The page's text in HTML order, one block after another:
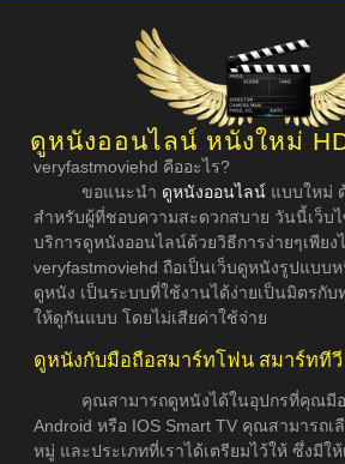
ดูหนังออนไลน์ หนังใหม่
veryfastmoviehd คืออะไร?
ขอแนะนำ ดูหนังออนไลน์ แบบใหม่
สำหรับผู้ที่ชอบความสะดวกสบาย วันนี้เว็บไ
บริการดูหนังออนไลน์ด้วยวิธีการง่ายๆเพียง
veryfastmoviehd ถือเป็นเว็บดูหนังรูปแบบ
ดูหนัง เป็นระบบที่ใช้งานได้ง่ายเป็นมิตรกั
ให้ดูกันแบบ โดยไม่เสียค่าใช้จ่าย
ดูหนังกับมือถือสมาร์ทโฟน สมาร์ททีวี
คุณสามารถดูหนังได้ในอุปกรที่คุณมี
Android หรือ IOS Smart TV คุณสามารถเ
หมู่ และประเภทที่เราได้เตรียมไว้ให้ ซึ่งมีใ